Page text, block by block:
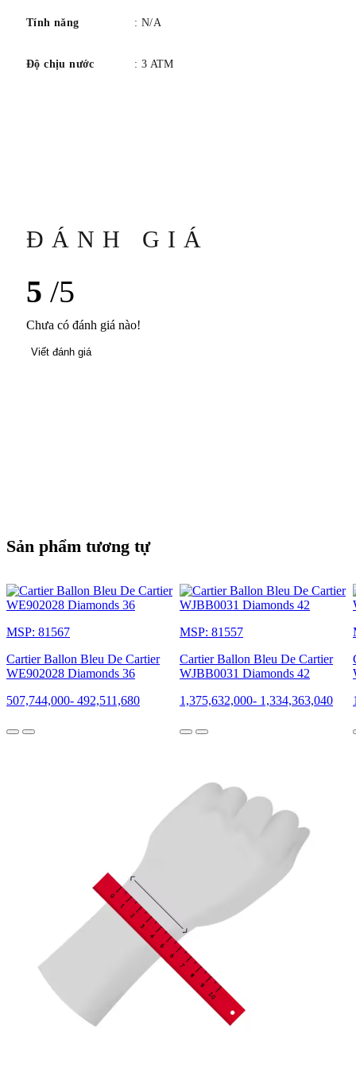
Tính năng : N/A
Độ chịu nước : 3 ATM
ĐÁNH GIÁ
5 /5
Chưa có đánh giá nào!
Viết đánh giá
Sản phẩm tương tự
MSP: 81567
Cartier Ballon Bleu De Cartier
WE902028 Diamonds 36
507,744,000- 492,511,680
MSP: 81557
Cartier Ballon Bleu De Cartier
WJBB0031 Diamonds 42
1,375,632,000- 1,334,363,040